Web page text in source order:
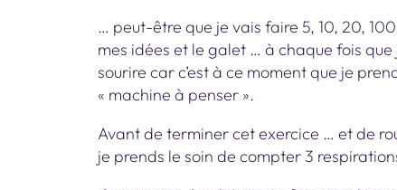
… peut-être que je vais faire 5, 10, 20,
mes idées et le galet … à chaque fois
sourire car c’est à ce moment que je
« machine à penser ».
Avant de terminer cet exercice … et de
je prends le soin de compter 3